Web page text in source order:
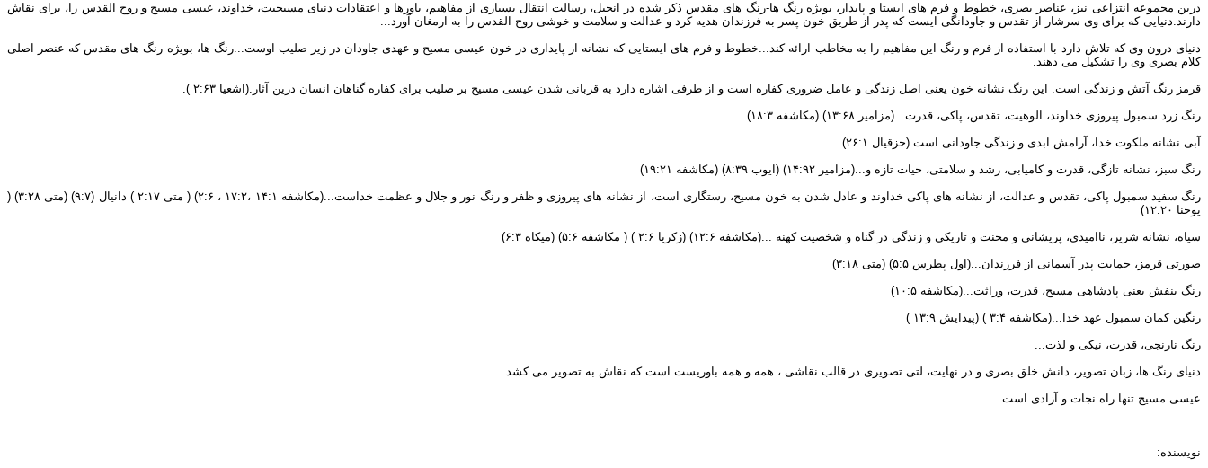
درین مجموعه انتزاعی نیز، عناصر بصری، خطوط و فرم های ایستا و پایدار، بویژه رنگ ها-رنگ های مقدس ذکر شده در انجیل، رسالت انتقال بسیاری از مفاهیم، باورها و اعتقادات دنیای مسیحیت، خداوند، عیسی مسیح و روح القدس را، برای نقاش
دارند.دنیایی که برای وی سرشار از تقدس و جاودانگی ایست که پدر از طریق خون پسر به فرزندان هدیه کرد و عدالت و سلامت و خوشی روح القدس را به ارمغان آورد...
دنیای درون وی که تلاش دارد با استفاده از فرم و رنگ این مفاهیم را به مخاطب ارائه کند...خطوط و فرم های ایستایی که نشانه از پایداری در خون عیسی مسیح و عهدی جاودان در زیر صلیب اوست...رنگ ها، بویژه رنگ های مقدس که عنصر اصلی
کلام بصری وی را تشکیل می دهند.
قرمز رنگ آتش و زندگی است. این رنگ نشانه خون یعنی اصل زندگی و عامل ضروری کفاره است و از طرفی اشاره دارد به قربانی شدن عیسی مسیح بر صلیب برای کفاره گناهان انسان درین آثار.(اشعیا ۲:۶۳ ).
رنگ زرد سمبول پیروزی خداوند، الوهیت، تقدس، پاکی، قدرت...(مزامیر ۱۳:۶۸) (مکاشفه ۱۸:۳)
آبی نشانه ملکوت خدا، آرامش ابدی و زندگی جاودانی است (حزقیال ۲۶:۱)
رنگ سبز، نشانه تازگی، قدرت و کامیابی، رشد و سلامتی، حیات تازه و...(مزامیر ۱۴:۹۲) (ایوب ۸:۳۹) (مکاشفه ۱۹:۲۱)
رنگ سفید سمبول پاکی، تقدس و عدالت، از نشانه های پاکی خداوند و عادل شدن به خون مسیح، رستگاری است، از نشانه های پیروزی و ظفر و رنگ نور و جلال و عظمت خداست...(مکاشفه ۱۴:۱ ،۱۷:۲ ، ۲:۶) ( متی ۲:۱۷ ) دانیال (۹:۷) (متی ۳:۲۸) (
یوحنا ۱۲:۲۰)
سیاه، نشانه شریر، ناامیدی، پریشانی و محنت و تاریکی و زندگی در گناه و شخصیت کهنه ...(مکاشفه ۱۲:۶) (زکریا ۲:۶ ) ( مکاشفه ۵:۶) (میکاه ۶:۳)
صورتی قرمز، حمایت پدر آسمانی از فرزندان...(اول پطرس ۵:۵) (متی ۳:۱۸)
رنگ بنفش یعنی پادشاهی مسیح، قدرت، وراثت...(مکاشفه ۱۰:۵)
رنگین کمان سمبول عهد خدا...(مکاشفه ۳:۴ ) (پیدایش ۱۳:۹ )
رنگ نارنجی، قدرت، نیکی و لذت...
دنیای رنگ ها، زبان تصویر، دانش خلق بصری و در نهایت، لتی تصویری در قالب نقاشی ، همه و همه باوریست است که نقاش به تصویر می کشد...
عیسی مسیح تنها راه نجات و آزادی است...
نویسنده: